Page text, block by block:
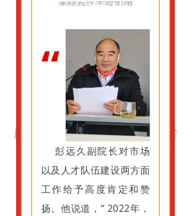
工作
“
彭远久副院长对市场
以及人才队伍建设两方面
工作给予高度肯定和赞
扬。他说道，“ 2022年，